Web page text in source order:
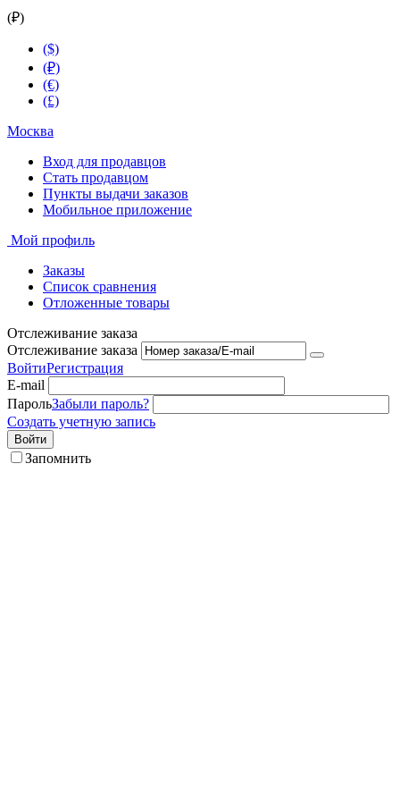
(₽)
($)
(₽)
(€)
(£)
Москва
Вход для продавцов
Стать продавцом
Пункты выдачи заказов
Мобильное приложение
Мой профиль
Заказы
Список сравнения
Отложенные товары
Отслеживание заказа
Отслеживание заказа
ВойтиРегистрация
E-mail
ПарольЗабыли пароль?
Создать учетную запись
Войти
Запомнить